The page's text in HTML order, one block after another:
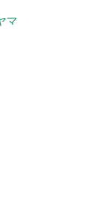
マ